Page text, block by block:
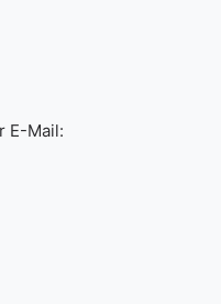
E-Mail: